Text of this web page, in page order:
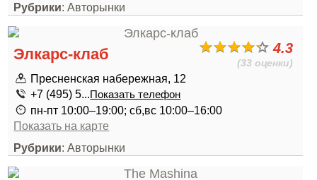
Рубрики: Авторынки
4.3
(33 оценки)
Элкарс-клаб
Пресненская набережная, 12
+7 (495) 5...Показать телефон
пн-пт 10:00–19:00; сб,вс 10:00–16:00
Показать на карте
Рубрики: Авторынки